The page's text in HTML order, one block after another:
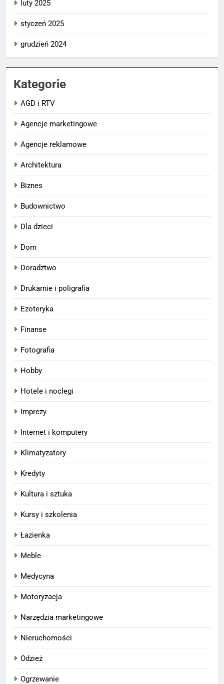
luty 2025
styczeń 2025
grudzień 2024
Kategorie
AGD i RTV
Agencje marketingowe
Agencje reklamowe
Architektura
Biznes
Budownictwo
Dla dzieci
Dom
Doradztwo
Drukarnie i poligrafia
Ezoteryka
Finanse
Fotografia
Hobby
Hotele i noclegi
Imprezy
Internet i komputery
Klimatyzatory
Kredyty
Kultura i sztuka
Kursy i szkolenia
Łazienka
Meble
Medycyna
Motoryzacja
Narzędzia marketingowe
Nieruchomości
Odzież
Ogrzewanie